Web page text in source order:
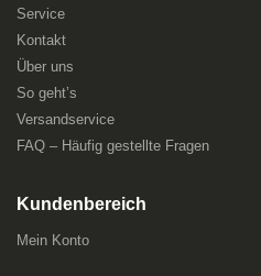
Service
Kontakt
Über uns
So geht’s
Versandservice
FAQ – Häufig gestellte Fragen
Kundenbereich
Mein Konto